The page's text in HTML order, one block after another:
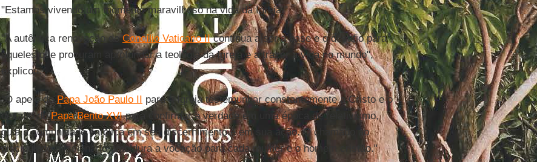
"Estamos vivendo um momento maravilhoso na vida da Igreja."
"A autêntica renovação doConcílio Vaticano IIcontinua a ser a base e o desafio para
aqueles que procuram aprofundar a teologia da Igreja e a trazer a vida no mundo",
explicou.
"O apelo doPapa João Paulo II para a Igreja testemunhar constantemente a Cristo e o
desafio doPapa Bento XVIpara confirmar a verdade em uma época de relativismo,
guia a comunidade católica em seu discernimento e em sua ação. O chamado ao
discipulado missionário emoldura a vocação para cada mulher e o homem cristão."